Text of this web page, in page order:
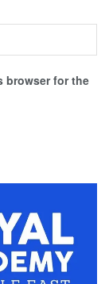
browser for the